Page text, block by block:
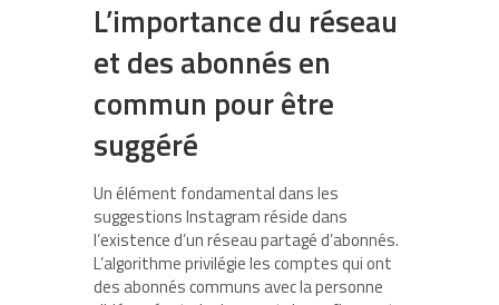
L’importance du réseau
et des abonnés en
commun pour être
suggéré
Un élément fondamental dans les
suggestions Instagram réside dans
l’existence d’un réseau partagé d’abonnés.
L’algorithme privilégie les comptes qui ont
des abonnés communs avec la personne